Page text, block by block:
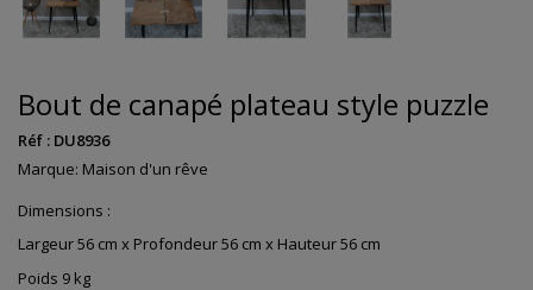
Bout de canapé plateau style puzzle
Réf : DU8936
Marque: Maison d'un rêve
Dimensions :
Largeur 56 cm x Profondeur 56 cm x Hauteur 56 cm
Poids 9 kg